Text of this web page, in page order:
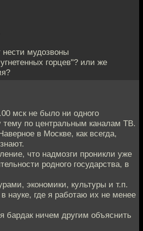
нести мудозвоны
горцев"? или же
мск не было ни одного
тему по центральным каналам ТВ.
в Москве, как всегда,
что надмозги проникли уже
родного государства, в
экономики, культуры и т.п.
науке, где я работаю их не менее
бардак ничем другим объяснить